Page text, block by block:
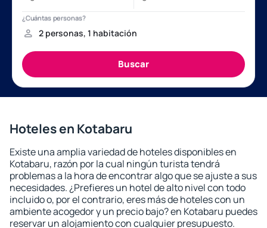
Hoteles en Kotabaru
Existe una amplia variedad de hoteles disponibles en
Kotabaru, razón por la cual ningún turista tendrá
problemas a la hora de encontrar algo que se ajuste a sus
necesidades. ¿Prefieres un hotel de alto nivel con todo
incluido o, por el contrario, eres más de hoteles con un
ambiente acogedor y un precio bajo? en Kotabaru puedes
reservar un alojamiento con cualquier presupuesto.